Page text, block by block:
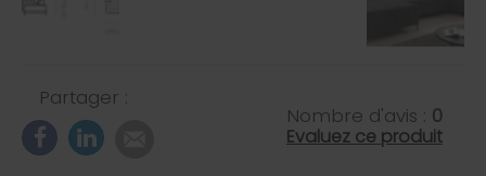
Partager :
Nombre d'avis : 0
Evaluez ce produit